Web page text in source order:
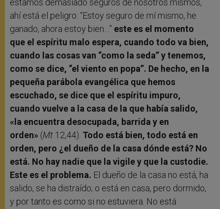
estamos demasiado seguros de nosotros mismos,
ahí está el peligro: “Estoy seguro de mí mismo, he
ganado, ahora estoy bien…” este es el momento
que el espíritu malo espera, cuando todo va bien,
cuando las cosas van “como la seda” y tenemos,
como se dice, “el viento en popa”. De hecho, en la
pequeña parábola evangélica que hemos
escuchado, se dice que el espíritu impuro,
cuando vuelve a la casa de la que había salido,
«la encuentra desocupada, barrida y en
orden» (Mt 12,44). Todo está bien, todo está en
orden, pero ¿el dueño de la casa dónde está? No
está. No hay nadie que la vigile y que la custodie.
Este es el problema. El dueño de la casa no está, ha
salido, se ha distraído; o está en casa, pero dormido,
y por tanto es como si no estuviera. No está